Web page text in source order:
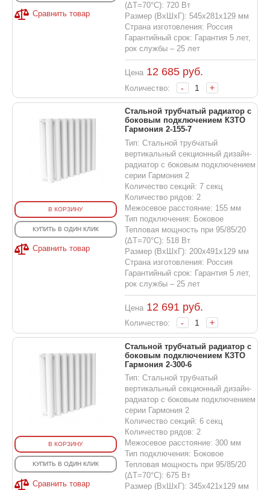
Сравнить товар
(ΔT=70°C): 720 Вт
Размер (ВхШхГ): 545х281х129 мм
Страна изготовления: Россия
Гарантийный срок: Гарантия 5 лет,
рок службы – 25 лет
Цена 12 685руб.
Количество: - +
В КОРЗИНУ
КУПИТЬ В ОДИН КЛИК
Сравнить товар
Стальной трубчатый радиатор с
боковым подключением КЗТО
Гармония 2-155-7
Тип: Стальной трубчатый
вертикальный секционный дизайн-
радиатор с боковым подключением
серии Гармония 2
Количество секций: 7 секц
Количество рядов: 2
Межосевое расстояние: 155 мм
Тип подключения: Боковое
Тепловая мощность при 95/85/20
(ΔT=70°C): 518 Вт
Размер (ВхШхГ): 200х491х129 мм
Страна изготовления: Россия
Гарантийный срок: Гарантия 5 лет,
рок службы – 25 лет
Цена 12 691 руб.
Количество: - +
В КОРЗИНУ
КУПИТЬ В ОДИН КЛИК
Сравнить товар
Стальной трубчатый радиатор с
боковым подключением КЗТО
Гармония 2-300-6
Тип: Стальной трубчатый
вертикальный секционный дизайн-
радиатор с боковым подключением
серии Гармония 2
Количество секций: 6 секц
Количество рядов: 2
Межосевое расстояние: 300 мм
Тип подключения: Боковое
Тепловая мощность при 95/85/20
(ΔT=70°C): 675 Вт
Размер (ВхШхГ): 345х421х129 мм